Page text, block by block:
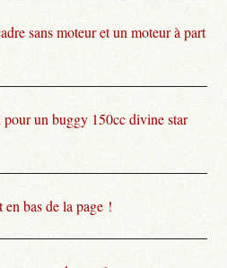
sans moteur et un moteur à part
un buggy 150cc divine star
en bas de la page !